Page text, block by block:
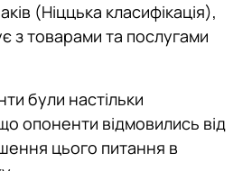
(Ніццька класифікація),
з товарами та послугами
були настільки
опоненти відмовились від
цього питання в